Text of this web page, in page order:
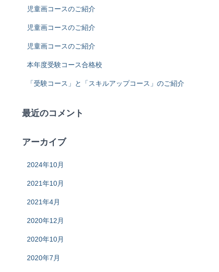
児童画コースのご紹介
児童画コースのご紹介
児童画コースのご紹介
本年度受験コース合格校
「受験コース」と「スキルアップコース」のご紹介
最近のコメント
アーカイブ
2024年10月
2021年10月
2021年4月
2020年12月
2020年10月
2020年7月